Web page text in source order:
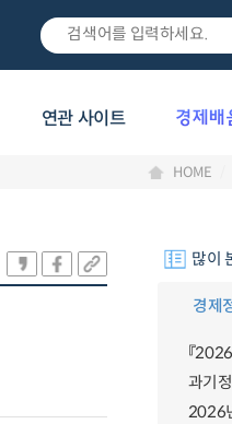
연관 사이트
HOME
많이
경제
『
2026